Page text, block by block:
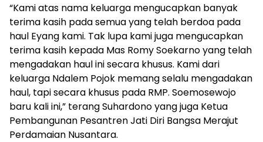
“Kami atas nama keluarga mengucapkan banyak
terima kasih pada semua yang telah berdoa pada
haul Eyang kami. Tak lupa kami juga mengucapkan
terima kasih kepada Mas Romy Soekarno yang telah
mengadakan haul ini secara khusus. Kami dari
keluarga Ndalem Pojok memang selalu mengadakan
haul, tapi secara khusus pada RMP. Soemosewojo
baru kali ini,” terang Suhardono yang juga Ketua
Pembangunan Pesantren Jati Diri Bangsa Merajut
Perdamaian Nusantara.